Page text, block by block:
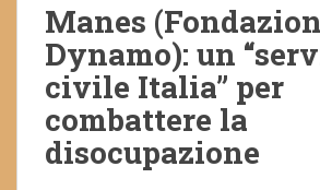
Manes
Dynamo): un
civile Italia” per
combattere la
disocupazione